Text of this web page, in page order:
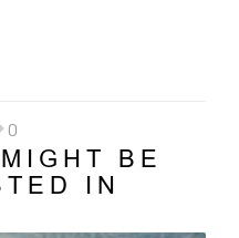
0
BE
IN